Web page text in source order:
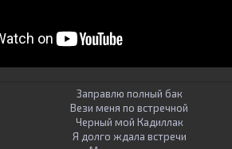
Заправлю полный бак
Вези меня по встречной
Черный мой Кадиллак
Я долго ждала встречи